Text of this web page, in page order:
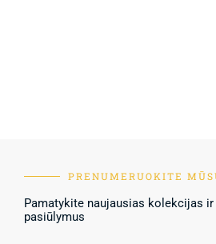
PRENUMERUOKITE
Pamatykite naujausias kolekcijas
pasiūlymus